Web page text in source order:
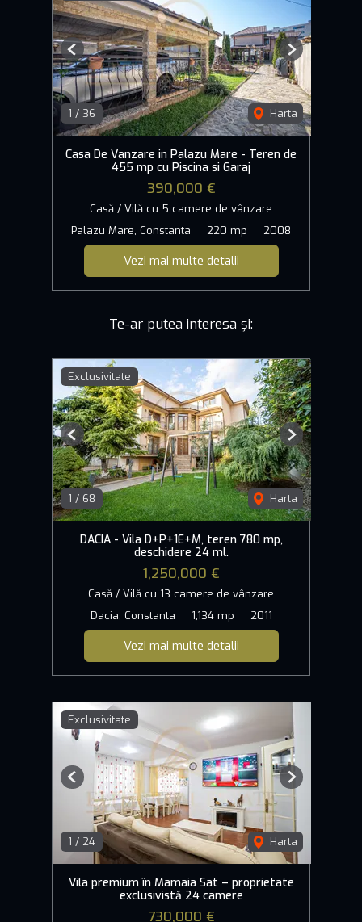
1 / 36 Harta
Previous Next
Casa De Vanzare in Palazu Mare - Teren de
455 mp cu Piscina si Garaj
390,000 €
Casă / Vilă cu 5 camere de vânzare
Palazu Mare, Constanta
220 mp 2008
Vezi mai multe detalii
Te-ar putea interesa și:
Exclusivitate
1 / 68 Harta
Previous Next
DACIA - Vila D+P+1E+M, teren 780 mp,
deschidere 24 ml.
1,250,000 €
Casă / Vilă cu 13 camere de vânzare
Dacia, Constanta
1,134 mp 2011
Vezi mai multe detalii
Exclusivitate
1 / 24 Harta
Previous Next
Vila premium în Mamaia Sat – proprietate
exclusivistă 24 camere
730,000 €